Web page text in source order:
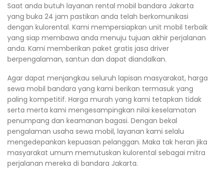
Saat anda butuh layanan rental mobil bandara Jakarta
yang buka 24 jam pastikan anda telah berkomunikasi
dengan kulorental. Kami mempersiapkan unit mobil terbaik
yang siap membawa anda menuju tujuan akhir perjalanan
anda. Kami memberikan paket gratis jasa driver
berpengalaman, santun dan dapat diandalkan.
Agar dapat menjangkau seluruh lapisan masyarakat, harga
sewa mobil bandara yang kami berikan termasuk yang
paling kompetitif. Harga murah yang kami tetapkan tidak
serta merta kami mengesampingkan nilai keselamatan
penumpang dan keamanan bagasi. Dengan bekal
pengalaman usaha sewa mobil, layanan kami selalu
mengedepankan kepuasan pelanggan. Maka tak heran jika
masyarakat umum memutuskan kulorental sebagai mitra
perjalanan mereka di bandara Jakarta.